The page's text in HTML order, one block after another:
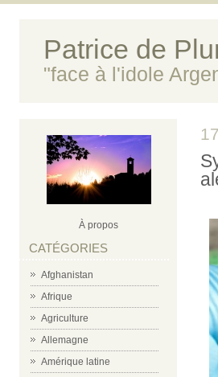
Patrice de
"face à l'idole
À propos
CATÉGORIES
Afghanistan
Afrique
Agriculture
Allemagne
Amérique latine